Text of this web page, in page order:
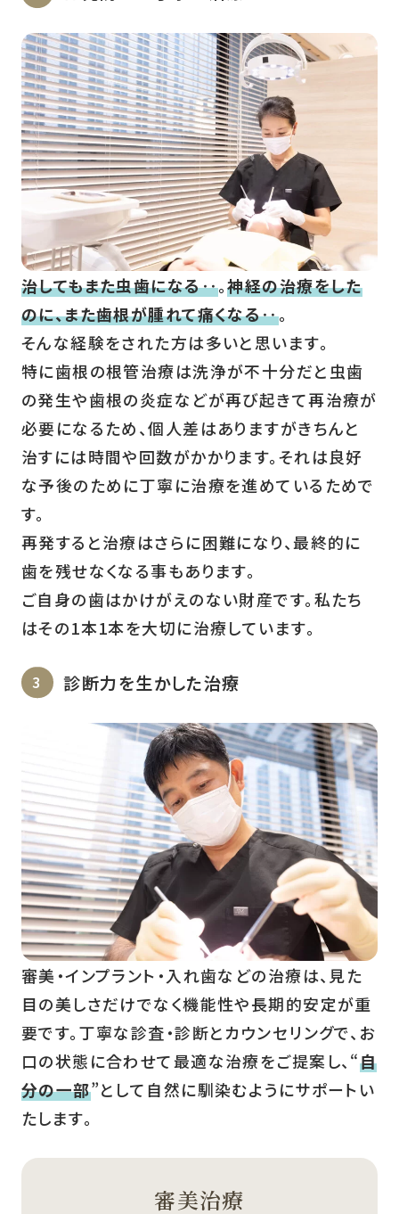
治してもまた虫歯になる‥。神経の治療をした
のに、また歯根が腫れて痛くなる‥。
そんな経験をされた方は多いと思います。
特に歯根の根管治療は洗浄が不十分だと虫歯
の発生や歯根の炎症などが再び起きて再治療が
必要になるため、個人差はありますがきちんと
治すには時間や回数がかかります。それは良好
な予後のために丁寧に治療を進めているためで
す。
再発すると治療はさらに困難になり、最終的に
歯を残せなくなる事もあります。
ご自身の歯はかけがえのない財産です。私たち
はその1本1本を大切に治療しています。
診断力を生かした治療
審美・インプラント・入れ歯などの治療は、見た
目の美しさだけでなく機能性や長期的安定が重
要です。丁寧な診査・診断とカウンセリングで、お
口の状態に合わせて最適な治療をご提案し、“自
分の一部”として自然に馴染むようにサポートい
たします。
審美治療